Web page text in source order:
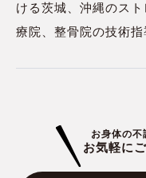
ける茨城、沖縄のス
療院、整骨院の技術指
お身体の不
お気軽に